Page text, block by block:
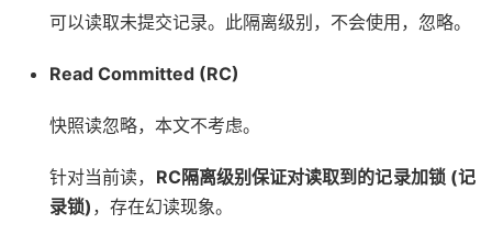
可以读取未提交记录。此隔离级别，不会使用，忽略。
Read Committed (RC)
快照读忽略，本文不考虑。
针对当前读， RC隔离级别保证对读取到的记录加锁 (记
录锁) ，存在幻读现象。